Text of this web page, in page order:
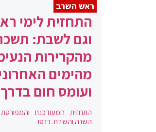
ראש השרב
התחזית לימי
וגם לשבת:
מהקרירות
מהימים
ועומס חום בדרך
התחזית המעודכנת
השנה והשבת. כנסו